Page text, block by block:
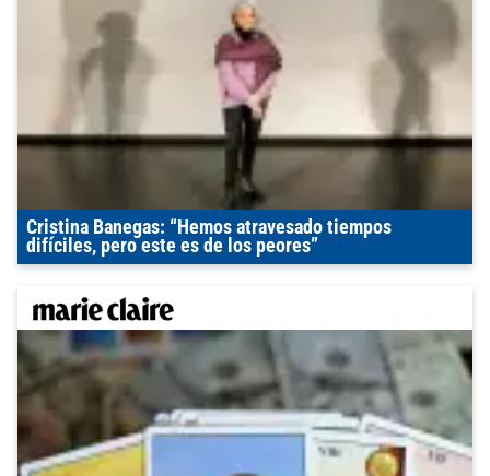
Cristina Banegas: “Hemos atravesado tiempos
difíciles, pero este es de los peores”